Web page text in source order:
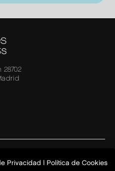
28702
Tiendas
Privacidad
Política de Cookies